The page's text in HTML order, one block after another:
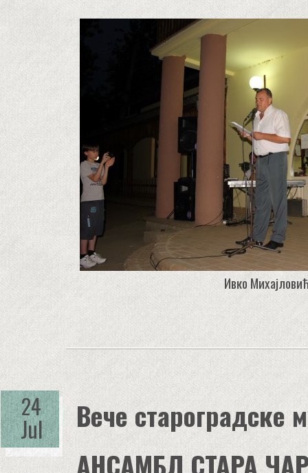
Ивко
24
Jul
Вече староградске
АНСАМБЛ СТАРА